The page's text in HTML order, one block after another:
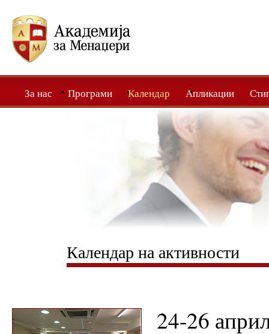
За нас Програми Календар Апликации
Календар на активности
24-26